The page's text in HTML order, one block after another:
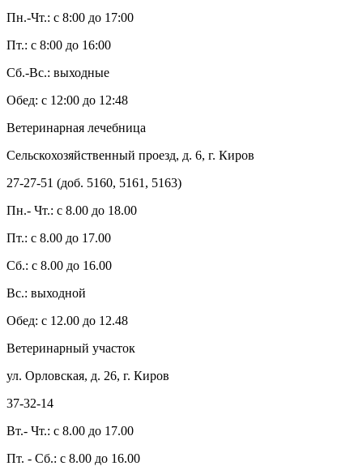
Пн.-Чт.: с 8:00 до 17:00
Пт.: с 8:00 до 16:00
Сб.-Вс.: выходные
Обед: с 12:00 до 12:48
Ветеринарная лечебница
Сельскохозяйственный проезд, д. 6, г. Киров
27-27-51 (доб. 5160, 5161, 5163)
Пн.- Чт.: с 8.00 до 18.00
Пт.: с 8.00 до 17.00
Сб.: с 8.00 до 16.00
Вс.: выходной
Обед: с 12.00 до 12.48
Ветеринарный участок
ул. Орловская, д. 26, г. Киров
37-32-14
Вт.- Чт.: с 8.00 до 17.00
Пт. - Сб.: с 8.00 до 16.00